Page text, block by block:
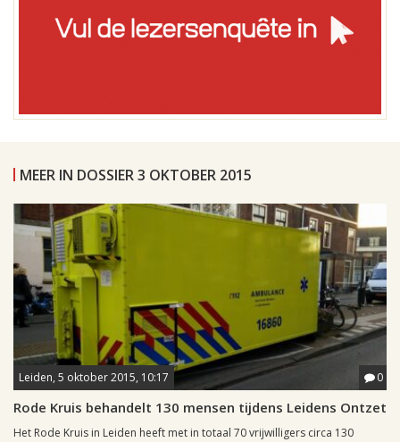
MEER IN DOSSIER 3 OKTOBER 2015
Leiden, 5 oktober 2015, 10:17 0
Rode Kruis behandelt 130 mensen tijdens Leidens Ontzet
Het Rode Kruis in Leiden heeft met in totaal 70 vrijwilligers circa 130